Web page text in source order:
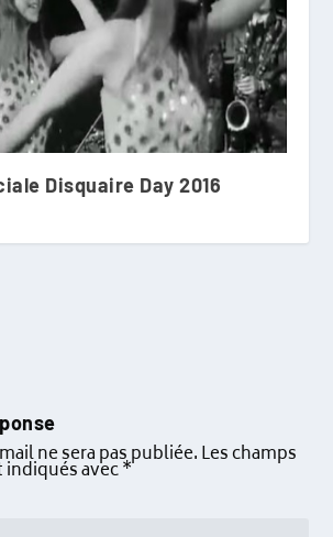
Disquaire Day 2016
ne sera pas publiée.Les champs
avec*